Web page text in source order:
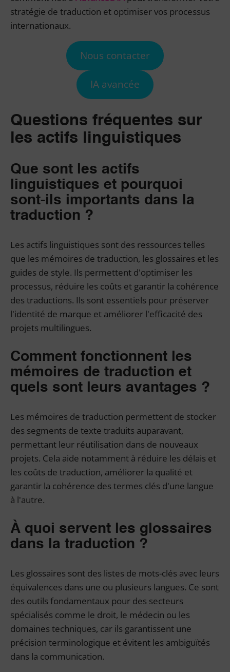
stratégie de traduction et optimiser vos processus
internationaux.
Nous contacter
IA avancée
Questions fréquentes sur
les actifs linguistiques
Que sont les actifs
linguistiques et pourquoi
sont-ils importants dans la
traduction ?
Les actifs linguistiques sont des ressources telles
que les mémoires de traduction, les glossaires et les
guides de style. Ils permettent d'optimiser les
processus, réduire les coûts et garantir la cohérence
des traductions. Ils sont essentiels pour préserver
l'identité de marque et améliorer l'efficacité des
projets multilingues.
Comment fonctionnent les
mémoires de traduction et
quels sont leurs avantages ?
Les mémoires de traduction permettent de stocker
des segments de texte traduits auparavant,
permettant leur réutilisation dans de nouveaux
projets. Cela aide notamment à réduire les délais et
les coûts de traduction, améliorer la qualité et
garantir la cohérence des termes clés d'une langue
à l'autre.
À quoi servent les glossaires
dans la traduction ?
Les glossaires sont des listes de mots-clés avec leurs
équivalences dans une ou plusieurs langues. Ce sont
des outils fondamentaux pour des secteurs
spécialisés comme le droit, le médecin ou les
domaines techniques, car ils garantissent une
précision terminologique et évitent les ambiguïtés
dans la communication.